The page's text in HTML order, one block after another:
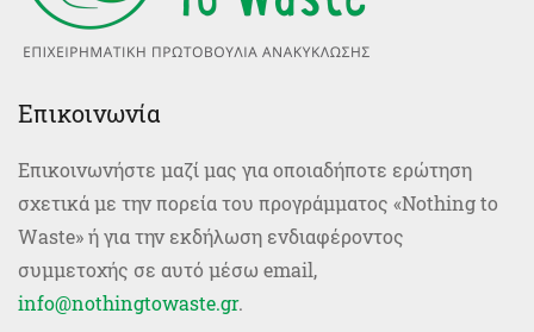
Επικοινωνία
Επικοινωνήστε μαζί μας για οποιαδήποτε ερώτηση
σχετικά με την πορεία του προγράμματος «Nοthing to
Waste» ή για την εκδήλωση ενδιαφέροντος
συμμετοχής σε αυτό μέσω email,
info@nothingtowaste.gr.